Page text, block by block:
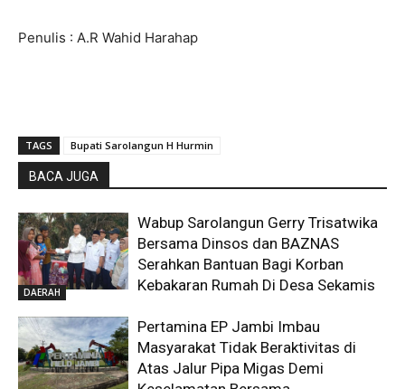
Penulis : A.R Wahid Harahap
TAGS Bupati Sarolangun H Hurmin
BACA JUGA
DAERAH
Wabup Sarolangun Gerry Trisatwika
Bersama Dinsos dan BAZNAS
Serahkan Bantuan Bagi Korban
Kebakaran Rumah Di Desa Sekamis
Pertamina EP Jambi Imbau
Masyarakat Tidak Beraktivitas di
Atas Jalur Pipa Migas Demi